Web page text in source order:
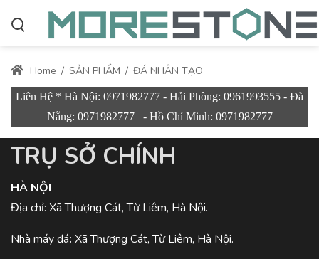
Home / SẢN PHẨM / ĐÁ NHÂN TẠO
Liên Hệ * Hà Nội: 0971982777 - Hải Phòng: 0961993555 - Đà
Nẵng: 0971982777 - Hồ Chí Minh: 0971982777
TRỤ SỞ CHÍNH
HÀ NỘI
Địa chỉ: Xã Thượng Cát, Từ Liêm, Hà Nội.
Nhà máy đá: Xã Thượng Cát, Từ Liêm, Hà Nội.